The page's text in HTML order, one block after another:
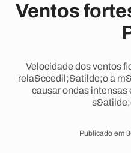
Ventos
Velocidade dos ventos
rela&ccedil;&atilde;o a
causar ondas
Publicado em